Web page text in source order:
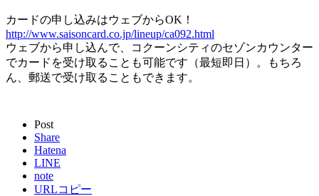
カードの申し込みはウェブからOK！
http://www.saisoncard.co.jp/lineup/ca092.html
ウェブから申し込んで、コクーンシティのセゾンカウンター
でカードを受け取ることも可能です（最短即日）。もちろ
ん、郵送で受け取ることもできます。
Post
Share
Hatena
LINE
note
URLコピー